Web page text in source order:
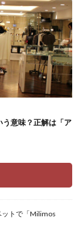
う意味？正解は「ア
ットで「Milimos